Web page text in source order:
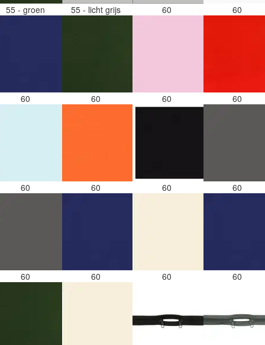
55 - groen 55 - licht grijs 60 60
60 60 60 60
60 60 60 60
60 60 60 60